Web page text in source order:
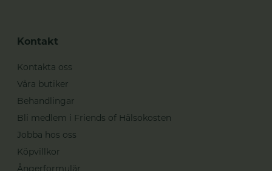
Kontakt
Kontakta oss
Våra butiker
Behandlingar
Bli medlem i Friends of Hälsokosten
Jobba hos oss
Köpvillkor
Ångerformulär